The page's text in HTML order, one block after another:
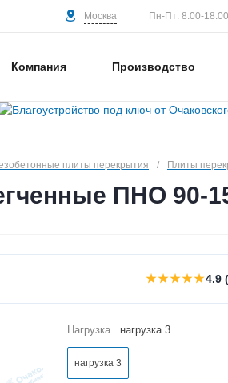
Москва Пн-Пт: 8:00-18:00
Компания Производство
плиты перекрытия / Плиты
ПНО 90-
★★★★★4.9
Нагрузка нагрузка 3
нагрузка 3